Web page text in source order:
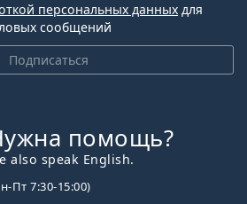
Подписаться
персональных данных для
сообщений
помощь?
also speak English.
Пт 7:30-15:00)